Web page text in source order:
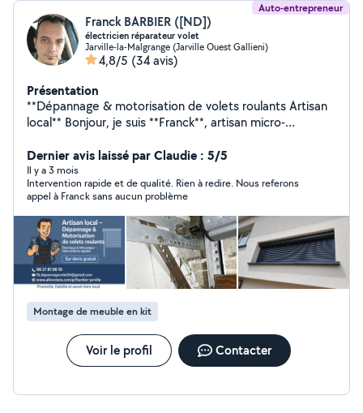
Auto-entrepreneur
Franck BARBIER ([ND])
électricien réparateur volet
Jarville-la-Malgrange (Jarville Ouest Gallieni)
4,8/5 (34 avis)
Présentation
**Dépannage & motorisation de volets roulants Artisan
local** Bonjour, je suis **Franck**, artisan micro-
réparation et la motorisation de volets roulants
(mécaniques et électriques). Dépannage Réparation
Motorisation Réglages et entretien J'interviens
rapidement sur **Nancy et son agglomération**, avec un
travail soigné et des conseils personnalisés. Grâce à
mon expérience dans l'amélioration de l'habitat, je peux
également vous orienter vers un **réseau d'artisans
locaux de confiance** pour vos projets de chauffage,
climatisation, pompe à chaleur, toiture, plomberie,
électricité et autres travaux du bâtiment. Je réalise
aussi certains petits travaux de bricolage selon les
besoins. **Réactif, à l'écoute et sérieux, n'hésitez pas à
me contacter !**
Dernier avis laissé par Claudie : 5/5
Il y a 3 mois
Intervention rapide et de qualité. Rien à redire. Nous referons
appel à Franck sans aucun problème
Montage de meuble en kit
Voir le profil Contacter